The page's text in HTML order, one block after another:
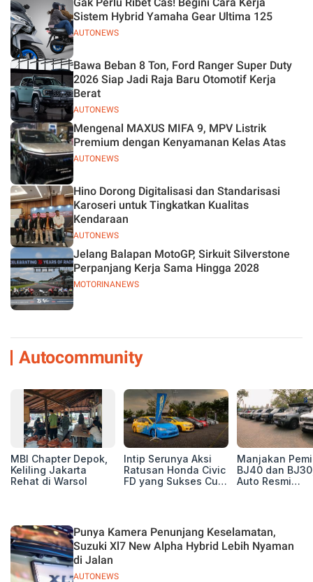
AUTONEWS
Sistem Hybrid Yamaha Gear Ultima 125
AUTONEWS
Bawa Beban 8 Ton, Ford Ranger Super Duty
2026 Siap Jadi Raja Baru Otomotif Kerja
Berat
AUTONEWS
Mengenal MAXUS MIFA 9, MPV Listrik
Premium dengan Kenyamanan Kelas Atas
AUTONEWS
Hino Dorong Digitalisasi dan Standarisasi
Karoseri untuk Tingkatkan Kualitas
Kendaraan
MOTORINANEWS
Jelang Balapan MotoGP, Sirkuit Silverstone
Perpanjang Kerja Sama Hingga 2028
Autocommunity
MBI Chapter Depok,
Keliling Jakarta
Rehat di Warsol
Intip Serunya Aksi
Ratusan Honda Civic
FD yang Sukses Curi
Manjakan
BJ40 dan
Auto Resmi
AUTONEWS
Punya Kamera Penunjang Keselamatan,
Suzuki Xl7 New Alpha Hybrid Lebih Nyaman
di Jalan